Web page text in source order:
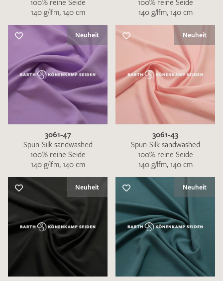
100% reine Seide
140 g/lfm, 140 cm
100% reine Seide
140 g/lfm, 140 cm
Neuheit
3061-47
Spun-Silk sandwashed
100% reine Seide
140 g/lfm, 140 cm
Neuheit
3061-43
Spun-Silk sandwashed
100% reine Seide
140 g/lfm, 140 cm
Neuheit Neuheit